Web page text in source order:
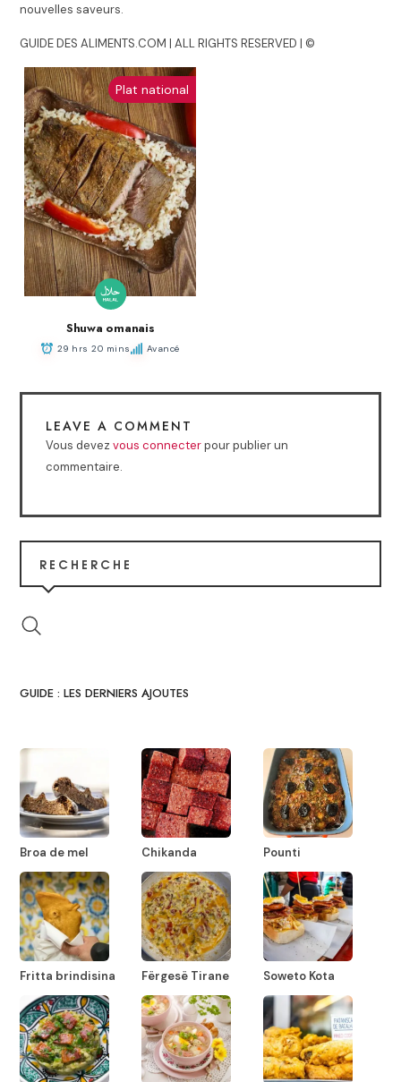
nouvelles saveurs.
GUIDE DES ALIMENTS.COM | ALL RIGHTS RESERVED | ©
Plat national
Shuwa omanais
29 hrs 20 mins Avancé
LEAVE A COMMENT
Vous devezvous connecterpour publier un
commentaire.
RECHERCHE
GUIDE : LES DERNIERS AJOUTES
Broa de mel Chikanda Pounti
Fritta brindisina Fërgesë Tirane Soweto Kota